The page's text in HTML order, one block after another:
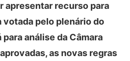
apresentar recurso para
votada pelo plenário do
análise da Câmara
as novas regras